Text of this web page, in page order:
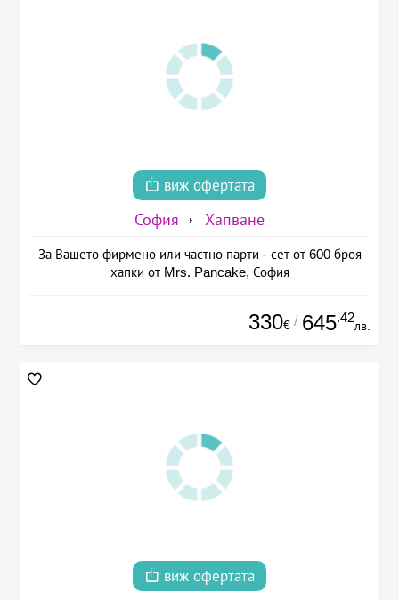
виж офертата
София Хапване
За Вашето фирмено или частно парти - сет от 600 броя
хапки от Mrs. Pancake, София
330€ / 645.42
лв.
виж офертата